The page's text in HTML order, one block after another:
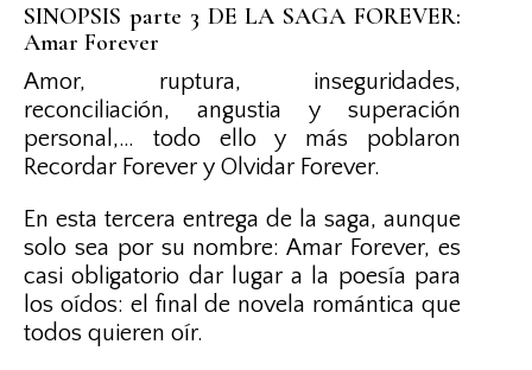
SINOPSIS parte 3 DE LA SAGA FOREVER:
Amar Forever
Amor, ruptura, inseguridades,
reconciliación, angustia y superación
personal,… todo ello y más poblaron
Recordar Forever y Olvidar Forever.
En esta tercera entrega de la saga, aunque
solo sea por su nombre: Amar Forever, es
casi obligatorio dar lugar a la poesía para
los oídos: el final de novela romántica que
todos quieren oír.